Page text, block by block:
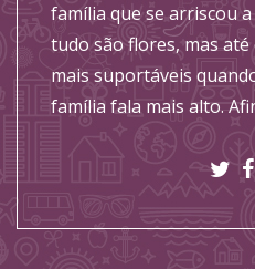
família que se arriscou
tudo são flores, mas
mais suportáveis
família fala mais alto.